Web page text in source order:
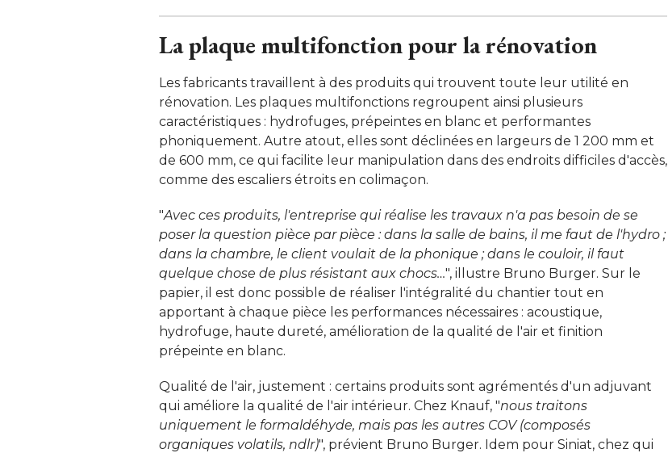
La plaque multifonction pour la rénovation
Les fabricants travaillent à des produits qui trouvent toute leur utilité en
rénovation. Les plaques multifonctions regroupent ainsi plusieurs
caractéristiques : hydrofuges, prépeintes en blanc et performantes
phoniquement. Autre atout, elles sont déclinées en largeurs de 1 200 mm et
de 600 mm, ce qui facilite leur manipulation dans des endroits difficiles d'accès,
comme des escaliers étroits en colimaçon.
"Avec ces produits, l'entreprise qui réalise les travaux n'a pas besoin de se
poser la question pièce par pièce : dans la salle de bains, il me faut de l'hydro ;
dans la chambre, le client voulait de la phonique ; dans le couloir, il faut
quelque chose de plus résistant aux chocs…", illustre Bruno Burger. Sur le
papier, il est donc possible de réaliser l'intégralité du chantier tout en
apportant à chaque pièce les performances nécessaires : acoustique,
hydrofuge, haute dureté, amélioration de la qualité de l'air et finition
prépeinte en blanc.
Qualité de l'air, justement : certains produits sont agrémentés d'un adjuvant
qui améliore la qualité de l'air intérieur. Chez Knauf, "nous traitons
uniquement le formaldéhyde, mais pas les autres COV (composés
organiques volatils, ndlr)", prévient Bruno Burger. Idem pour Siniat, chez qui